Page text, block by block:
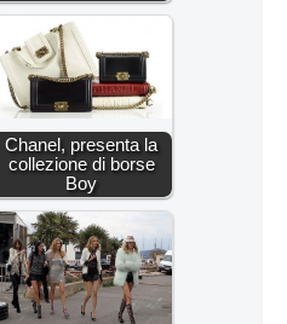
Chanel, presenta la
collezione di borse
Boy